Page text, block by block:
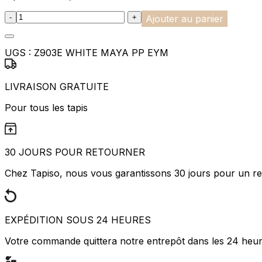
:product_name quantity
- + Ajouter au panier
UGS : Z903E WHITE MAYA PP EYM
LIVRAISON GRATUITE
Pour tous les tapis
30 JOURS POUR RETOURNER
Chez Tapiso, nous vous garantissons 30 jours pour un
EXPÉDITION SOUS 24 HEURES
Votre commande quittera notre entrepôt dans les 24
Les cookies marketing sont